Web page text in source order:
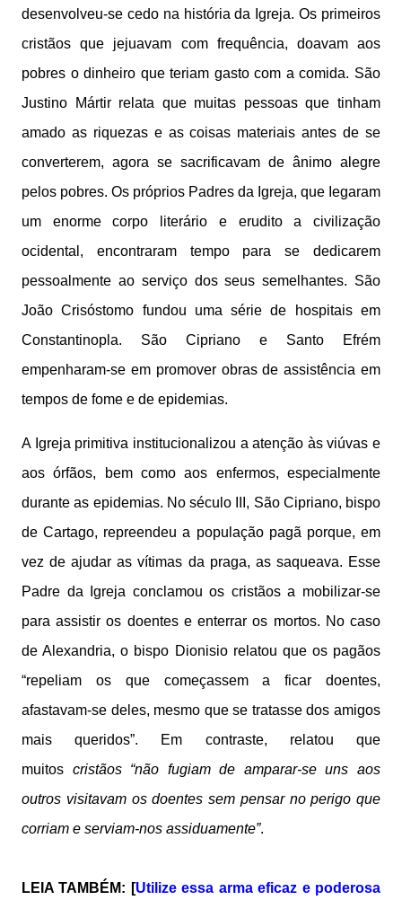
desenvolveu-se cedo na história da Igreja. Os primeiros
cristãos que jejuavam com frequência, doavam aos
pobres o dinheiro que teriam gasto com a comida. São
Justino Mártir relata que muitas pessoas que tinham
amado as riquezas e as coisas materiais antes de se
converterem, agora se sacrificavam de ânimo alegre
pelos pobres. Os próprios Padres da Igreja, que Iegaram
um enorme corpo literário e erudito a civilização
ocidental, encontraram tempo para se dedicarem
pessoalmente ao serviço dos seus semelhantes. São
João Crisóstomo fundou uma série de hospitais em
Constantinopla. São Cipriano e Santo Efrém
empenharam-se em promover obras de assistência em
tempos de fome e de epidemias.
A Igreja primitiva institucionalizou a atenção às viúvas e
aos órfãos, bem como aos enfermos, especialmente
durante as epidemias. No século III, São Cipriano, bispo
de Cartago, repreendeu a população pagã porque, em
vez de ajudar as vítimas da praga, as saqueava. Esse
Padre da Igreja conclamou os cristãos a mobilizar-se
para assistir os doentes e enterrar os mortos. No caso
de Alexandria, o bispo Dionisio relatou que os pagãos
“repeliam os que começassem a ficar doentes,
afastavam-se deles, mesmo que se tratasse dos amigos
mais queridos”. Em contraste, relatou que
muitos cristãos “não fugiam de amparar-se uns aos
outros visitavam os doentes sem pensar no perigo que
corriam e serviam-nos assiduamente”.
LEIA TAMBÉM: [Utilize essa arma eficaz e poderosa